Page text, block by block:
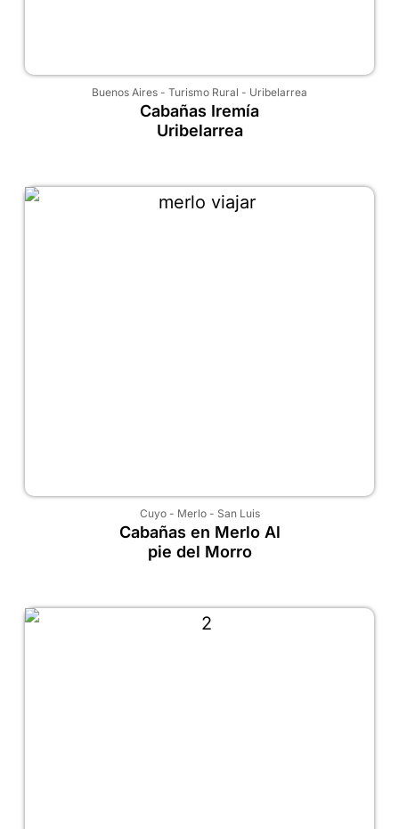
Buenos Aires - Turismo Rural - Uribelarrea
Cabañas Iremía
Uribelarrea
Cuyo- Merlo- San Luis
Cabañas en Merlo Al
pie del Morro